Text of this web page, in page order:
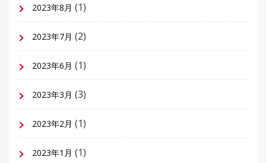
2023年8月 (1)
2023年7月 (2)
2023年6月 (1)
2023年3月 (3)
2023年2月 (1)
2023年1月 (1)